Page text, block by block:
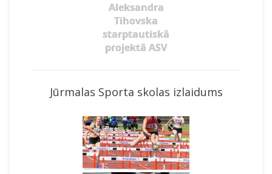
Aleksandra
Tihovska
starptautiskā
projektā ASV
Jūrmalas Sporta skolas izlaidums